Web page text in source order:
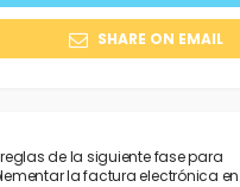
SHARE ON EMAIL
de la siguiente fase para
la factura electrónica